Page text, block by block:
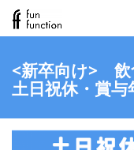
<新卒向け> 飲
土日祝休・賞与